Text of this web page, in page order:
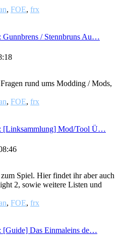
, FOE, frx
Gunnbrens / Stennbruns Au…
rund ums Modding / Mods,
, FOE, frx
[Linksammlung] Mod/Tool Ü…
Spiel. Hier findet ihr aber auch
2, sowie weitere Listen und
, FOE, frx
[Guide] Das Einmaleins de…